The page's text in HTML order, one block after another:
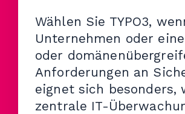
Wählen Sie TYPO3,
Unternehmen oder
oder
Anforderungen an
eignet sich
zentrale IT-